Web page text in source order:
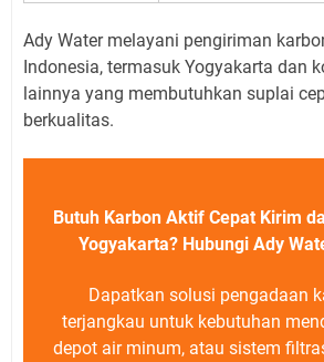
Ady Water melayani pengiriman
Indonesia, termasuk Yogyakarta dan
lainnya yang membutuhkan suplai
berkualitas.
Butuh Karbon Aktif Cepat Kirim
Yogyakarta? Hubungi Ady
Dapatkan solusi pengadaan
terjangkau untuk kebutuhan
depot air minum, atau sistem